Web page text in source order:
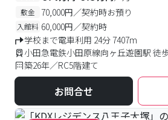
敷金 70,000円／契約時お預り
入館料 60,000円／契約時
学校まで電車利用 24分 7407m
小田急電鉄小田原線向ヶ丘遊園駅 徒
築26年／RC5階建て
お問合せ